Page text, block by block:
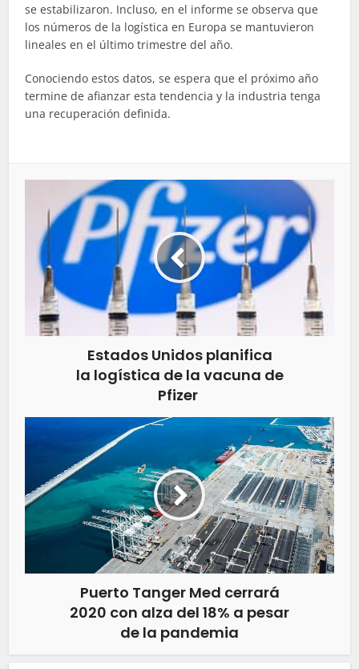
seestabilizaron. Incluso, en el informe se observa que
los números de la logística en Europa se mantuvieron
lineales en el último trimestre del año.
Conociendo estos datos, se espera que el próximo año
termine de afianzar esta tendencia y la industria tenga
una recuperación definida.
Estados Unidos planifica
la logística de la vacuna de
Pfizer
Puerto Tanger Med cerrará
2020 con alza del 18% a pesar
de la pandemia